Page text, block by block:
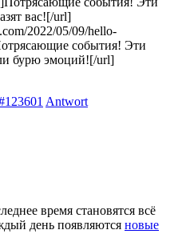
вас![/url]
2022/05/09/hello-
события! Эти
бурю эмоций![/url]
Antwort
время становятся всё
день появляются новые